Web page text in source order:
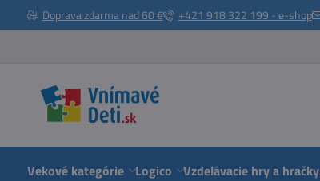
Doprava zdarma nad 60 € +421 918 322 199 - e-shop
Vekové kategórie Logico Vzdelávacie hry a hračky